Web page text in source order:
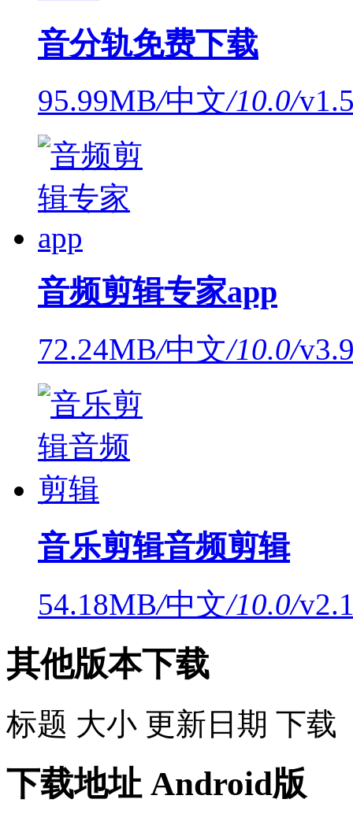
音分轨免费下载
95.99MB/中文/10.0/
音频剪辑专家app
72.24MB/中文/10.0/
音乐剪辑音频剪辑
54.18MB/中文/10.0/
其他版本下载
标题 大小 更新日期 下载
下载地址 Android版